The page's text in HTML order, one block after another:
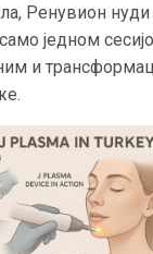
Ренувион
једном
и